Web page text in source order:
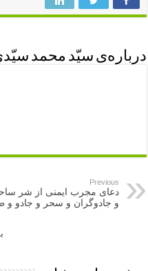
درباره‌ی سیّد محمد
Previous
دعای مجرب ایمنی از شر
و جادوگران و سحر و جادو و